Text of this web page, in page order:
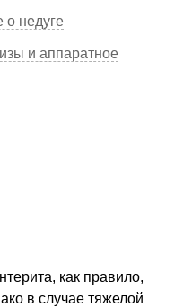
недуге
и аппаратное
как правило,
в случае тяжелой